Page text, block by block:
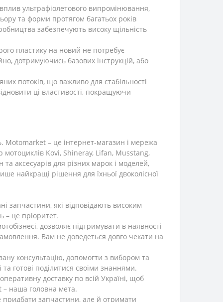
ультрафіолетового випромінювання,
та форми протягом багатьох років
забезпечують високу щільність
пластику на новий не потребує
дотримуючись базових інструкцій, або
потоків, що важливо для стабільності
ці властивості, покращуючи
Motomarket – це інтернет-магазин і мережа
мотоциклів Kovi, Shineray, Lifan, Musstang,
аксесуарів для різних марок і моделей,
найкращі рішення для їхньої двоколісної
запчастини, які відповідають високим
– це пріоритет.
дозволяє підтримувати в наявності
Вам не доведеться довго чекати на
консультацію, допомогти з вибором та
готові поділитися своїми знаннями.
доставку по всій Україні, щоб
– наша головна мета.
запчастини, але й отримати